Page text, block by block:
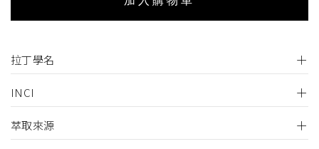
拉丁學名
INCI
萃取來源